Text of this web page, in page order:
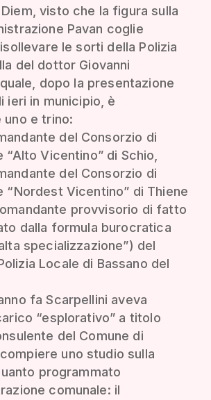
visto che la figura sulla
Pavan coglie
le sorti della Polizia
del dottor Giovanni
dopo la presentazione
ieri in municipio, è
e trino:
del Consorzio di
“Alto Vicentino” di Schio,
del Consorzio di
“Nordest Vicentino” di Thiene
provvisorio di fatto
dalla formula burocratica
specializzazione”) del
Locale di Bassano del
fa Scarpellini aveva
“esplorativo” a titolo
del Comune di
uno studio sulla
programmato
comunale: il